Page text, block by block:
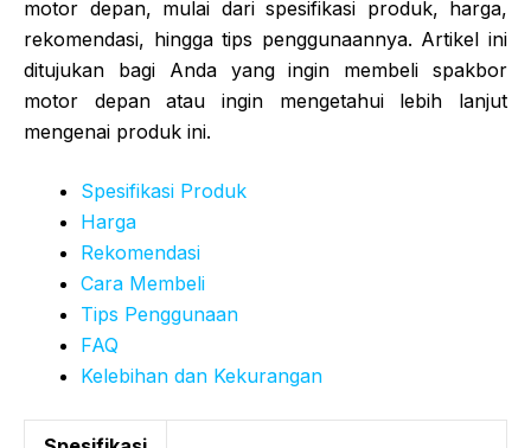
motor depan, mulai dari spesifikasi produk, harga,
rekomendasi, hingga tips penggunaannya. Artikel ini
ditujukan bagi Anda yang ingin membeli spakbor
motor depan atau ingin mengetahui lebih lanjut
mengenai produk ini.
Spesifikasi Produk
Harga
Rekomendasi
Cara Membeli
Tips Penggunaan
FAQ
Kelebihan dan Kekurangan